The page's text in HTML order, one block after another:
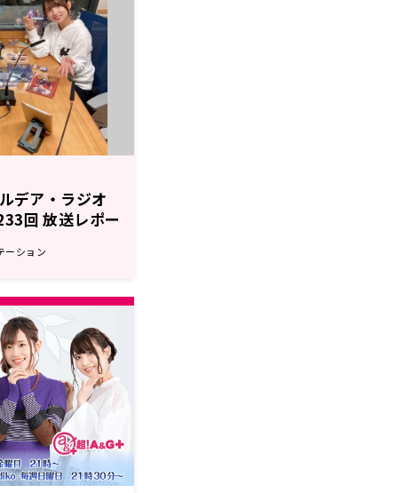
デア・ラジオ
回 放送レポー
ーション